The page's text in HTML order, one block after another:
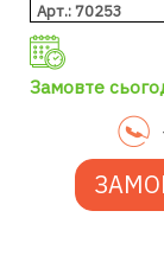
Арт.: 70253
Замовте